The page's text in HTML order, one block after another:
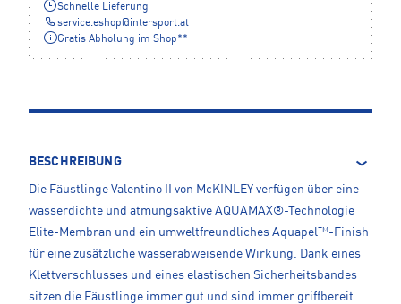
Schnelle Lieferung
service.eshop@intersport.at
Gratis Abholung im Shop**
BESCHREIBUNG
Die Fäustlinge Valentino II von McKINLEY verfügen über eine
wasserdichte und atmungsaktive AQUAMAX®-Technologie
Elite-Membran und ein umweltfreundliches Aquapel™-Finish
für eine zusätzliche wasserabweisende Wirkung. Dank eines
Klettverschlusses und eines elastischen Sicherheitsbandes
sitzen die Fäustlinge immer gut und sind immer griffbereit.